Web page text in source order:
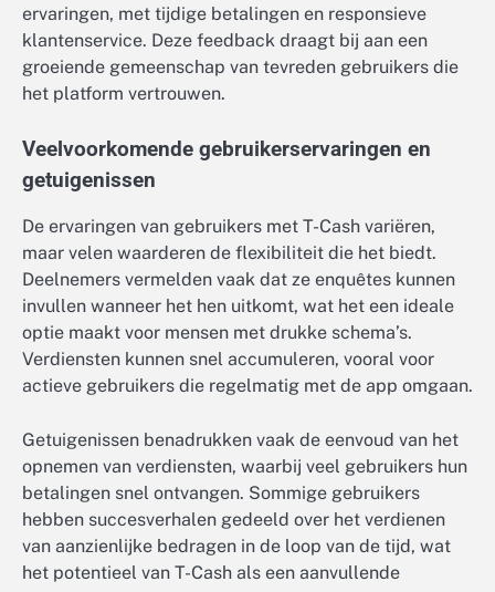
ervaringen, met tijdige betalingen en responsieve
klantenservice. Deze feedback draagt bij aan een
groeiende gemeenschap van tevreden gebruikers die
het platform vertrouwen.
Veelvoorkomende gebruikerservaringen en
getuigenissen
De ervaringen van gebruikers met T-Cash variëren,
maar velen waarderen de flexibiliteit die het biedt.
Deelnemers vermelden vaak dat ze enquêtes kunnen
invullen wanneer het hen uitkomt, wat het een ideale
optie maakt voor mensen met drukke schema’s.
Verdiensten kunnen snel accumuleren, vooral voor
actieve gebruikers die regelmatig met de app omgaan.
Getuigenissen benadrukken vaak de eenvoud van het
opnemen van verdiensten, waarbij veel gebruikers hun
betalingen snel ontvangen. Sommige gebruikers
hebben succesverhalen gedeeld over het verdienen
van aanzienlijke bedragen in de loop van de tijd, wat
het potentieel van T-Cash als een aanvullende